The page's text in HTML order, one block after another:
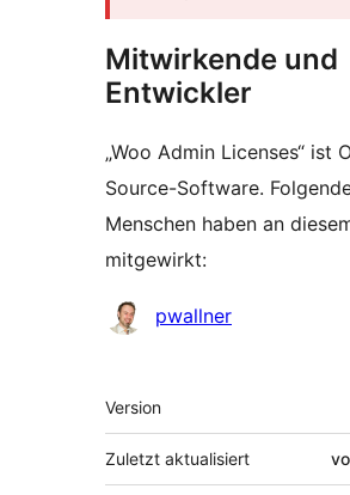
Mitwirkende und
Entwickler
„Woo Admin Licenses“ ist
Source-Software.
Menschen haben an
mitgewirkt:
Mitwirkende
pwallner
Meta
Version
Zuletzt aktualisiert